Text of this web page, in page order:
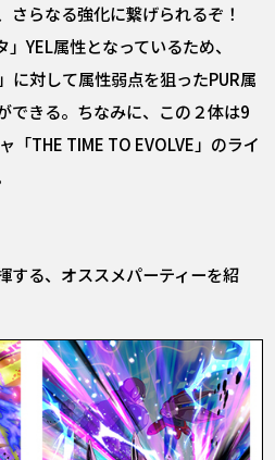
さらなる強化に繋げられるぞ！
YEL属性となっているため、
に対して属性弱点を狙ったPUR属
できる。ちなみに、この２体は9
「THE TIME TO EVOLVE」のライ
する、オススメパーティーを紹